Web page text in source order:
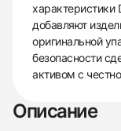
характеристики
добавляют
оригинальной
безопасности
активом с
Описание